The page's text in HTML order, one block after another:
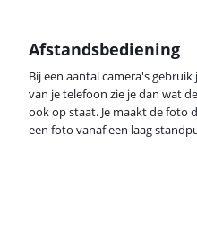
Afstandsbediening
Bij een aantal camera's
van je telefoon zie je dan wat
ook op staat. Je maakt de foto
een foto vanaf een laag